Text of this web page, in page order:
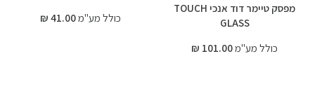
מפסק טיימר דוד אנכי TOUCH
GLASS
כולל מע"מ101.00 ₪
כולל מע"מ41.00 ₪